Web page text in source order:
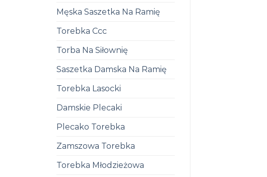
Męska Saszetka Na Ramię
Torebka Ccc
Torba Na Siłownię
Saszetka Damska Na Ramię
Torebka Lasocki
Damskie Plecaki
Plecako Torebka
Zamszowa Torebka
Torebka Młodzieżowa